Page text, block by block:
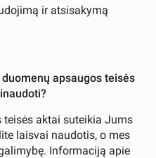
ir atsisakymą
apsaugos teisės
teisės aktai suteikia Jums
laisvai naudotis, o mes
Informaciją apie